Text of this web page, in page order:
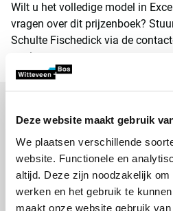
Deze website maakt gebruik
We plaatsen verschillende
website. Functionele en
altijd. Deze zijn noodzakelijk
werken en het gebruik te
maakt onze website gebruik
Wilt u het volledige model in
vragen over dit prijzenboek?
Schulte Fischedick via de
pagina.
Gerelateerde